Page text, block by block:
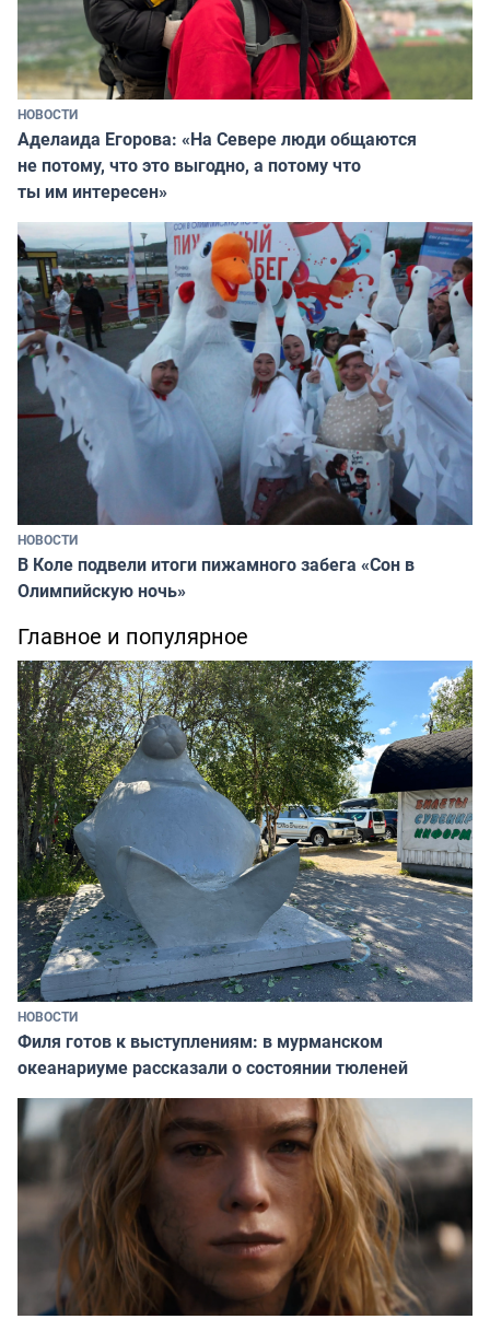
НОВОСТИ
Аделаида Егорова: «На Севере люди общаются
не потому, что это выгодно, а потому что
ты им интересен»
НОВОСТИ
В Коле подвели итоги пижамного забега «Сон в
Олимпийскую ночь»
Главное и популярное
НОВОСТИ
Филя готов к выступлениям: в мурманском
океанариуме рассказали о состоянии тюленей